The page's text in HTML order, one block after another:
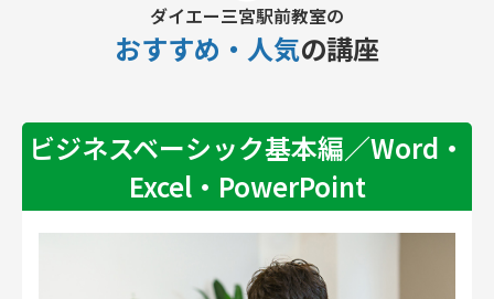
ダイエー三宮駅前教室の
おすすめ・人気の講座
ビジネスベーシック基本編／Word・
Excel・PowerPoint